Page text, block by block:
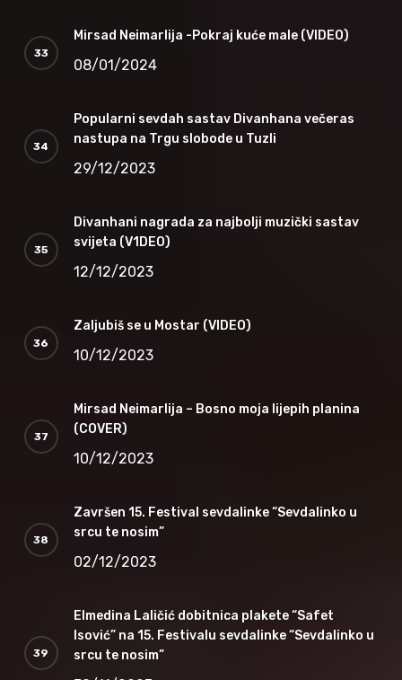
Mirsad Neimarlija -Pokraj kuće male (VIDEO)
08/01/2024
Popularni sevdah sastav Divanhana večeras
nastupa na Trgu slobode u Tuzli
29/12/2023
Divanhani nagrada za najbolji muzički sastav
svijeta (V1DEO)
12/12/2023
Zaljubiš se u Mostar (VIDEO)
10/12/2023
Mirsad Neimarlija – Bosno moja lijepih planina
(COVER)
10/12/2023
Završen 15. Festival sevdalinke “Sevdalinko u
srcu te nosim”
02/12/2023
Elmedina Laličić dobitnica plakete “Safet
Isović” na 15. Festivalu sevdalinke “Sevdalinko u
srcu te nosim”